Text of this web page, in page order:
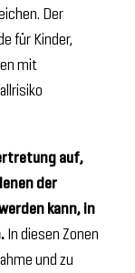
Der
für Kinder,
mit
auf,
der
kann, in
In diesen Zonen
und zu